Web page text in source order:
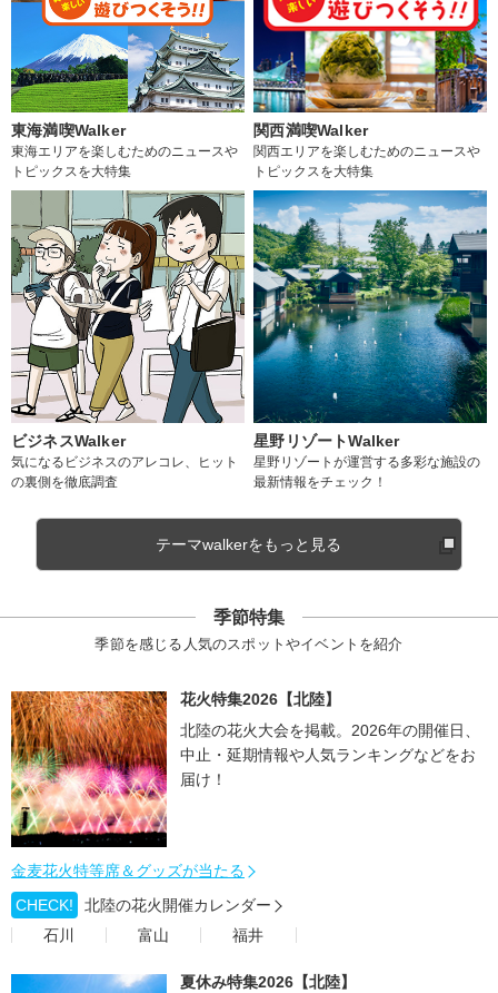
東海満喫Walker
東海エリアを楽しむためのニュースや
トピックスを大特集
関西満喫Walker
関西エリアを楽しむためのニュースや
トピックスを大特集
ビジネスWalker
気になるビジネスのアレコレ、ヒット
の裏側を徹底調査
星野リゾートWalker
星野リゾートが運営する多彩な施設の
最新情報をチェック！
テーマwalkerをもっと見る
季節特集
季節を感じる人気のスポットやイベントを紹介
花火特集2026【北陸】
北陸の花火大会を掲載。2026年の開催日、
中止・延期情報や人気ランキングなどをお
届け！
金麦花火特等席＆グッズが当たる
CHECK!
北陸の花火開催カレンダー
石川
富山 福井
夏休み特集2026【北陸】